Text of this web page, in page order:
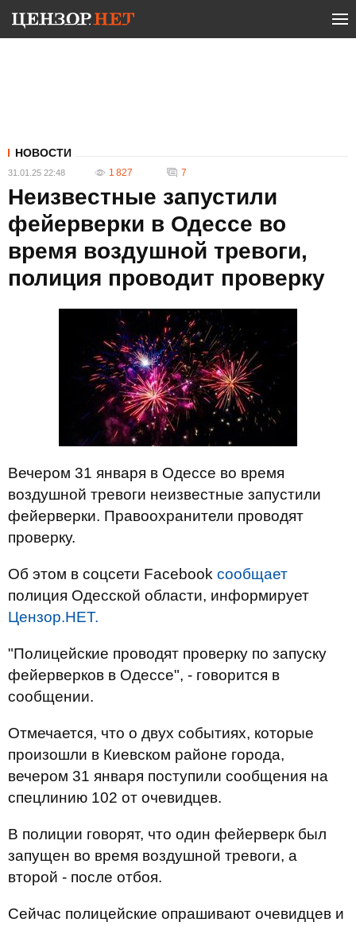
НОВОСТИ
31.01.25 22:48 1 827 7
Неизвестные запустили
фейерверки в Одессе во
время воздушной тревоги,
полиция проводит проверку
Вечером 31 января в Одессе во время
воздушной тревоги неизвестные запустили
фейерверки. Правоохранители проводят
проверку.
Об этом в соцсети Facebook сообщает
полиция Одесской области, информирует
Цензор.НЕТ.
"Полицейские проводят проверку по запуску
фейерверков в Одессе", - говорится в
сообщении.
Отмечается, что о двух событиях, которые
произошли в Киевском районе города,
вечером 31 января поступили сообщения на
спецлинию 102 от очевидцев.
В полиции говорят, что один фейерверк был
запущен во время воздушной тревоги, а
второй - после отбоя.
Сейчас полицейские опрашивают очевидцев и